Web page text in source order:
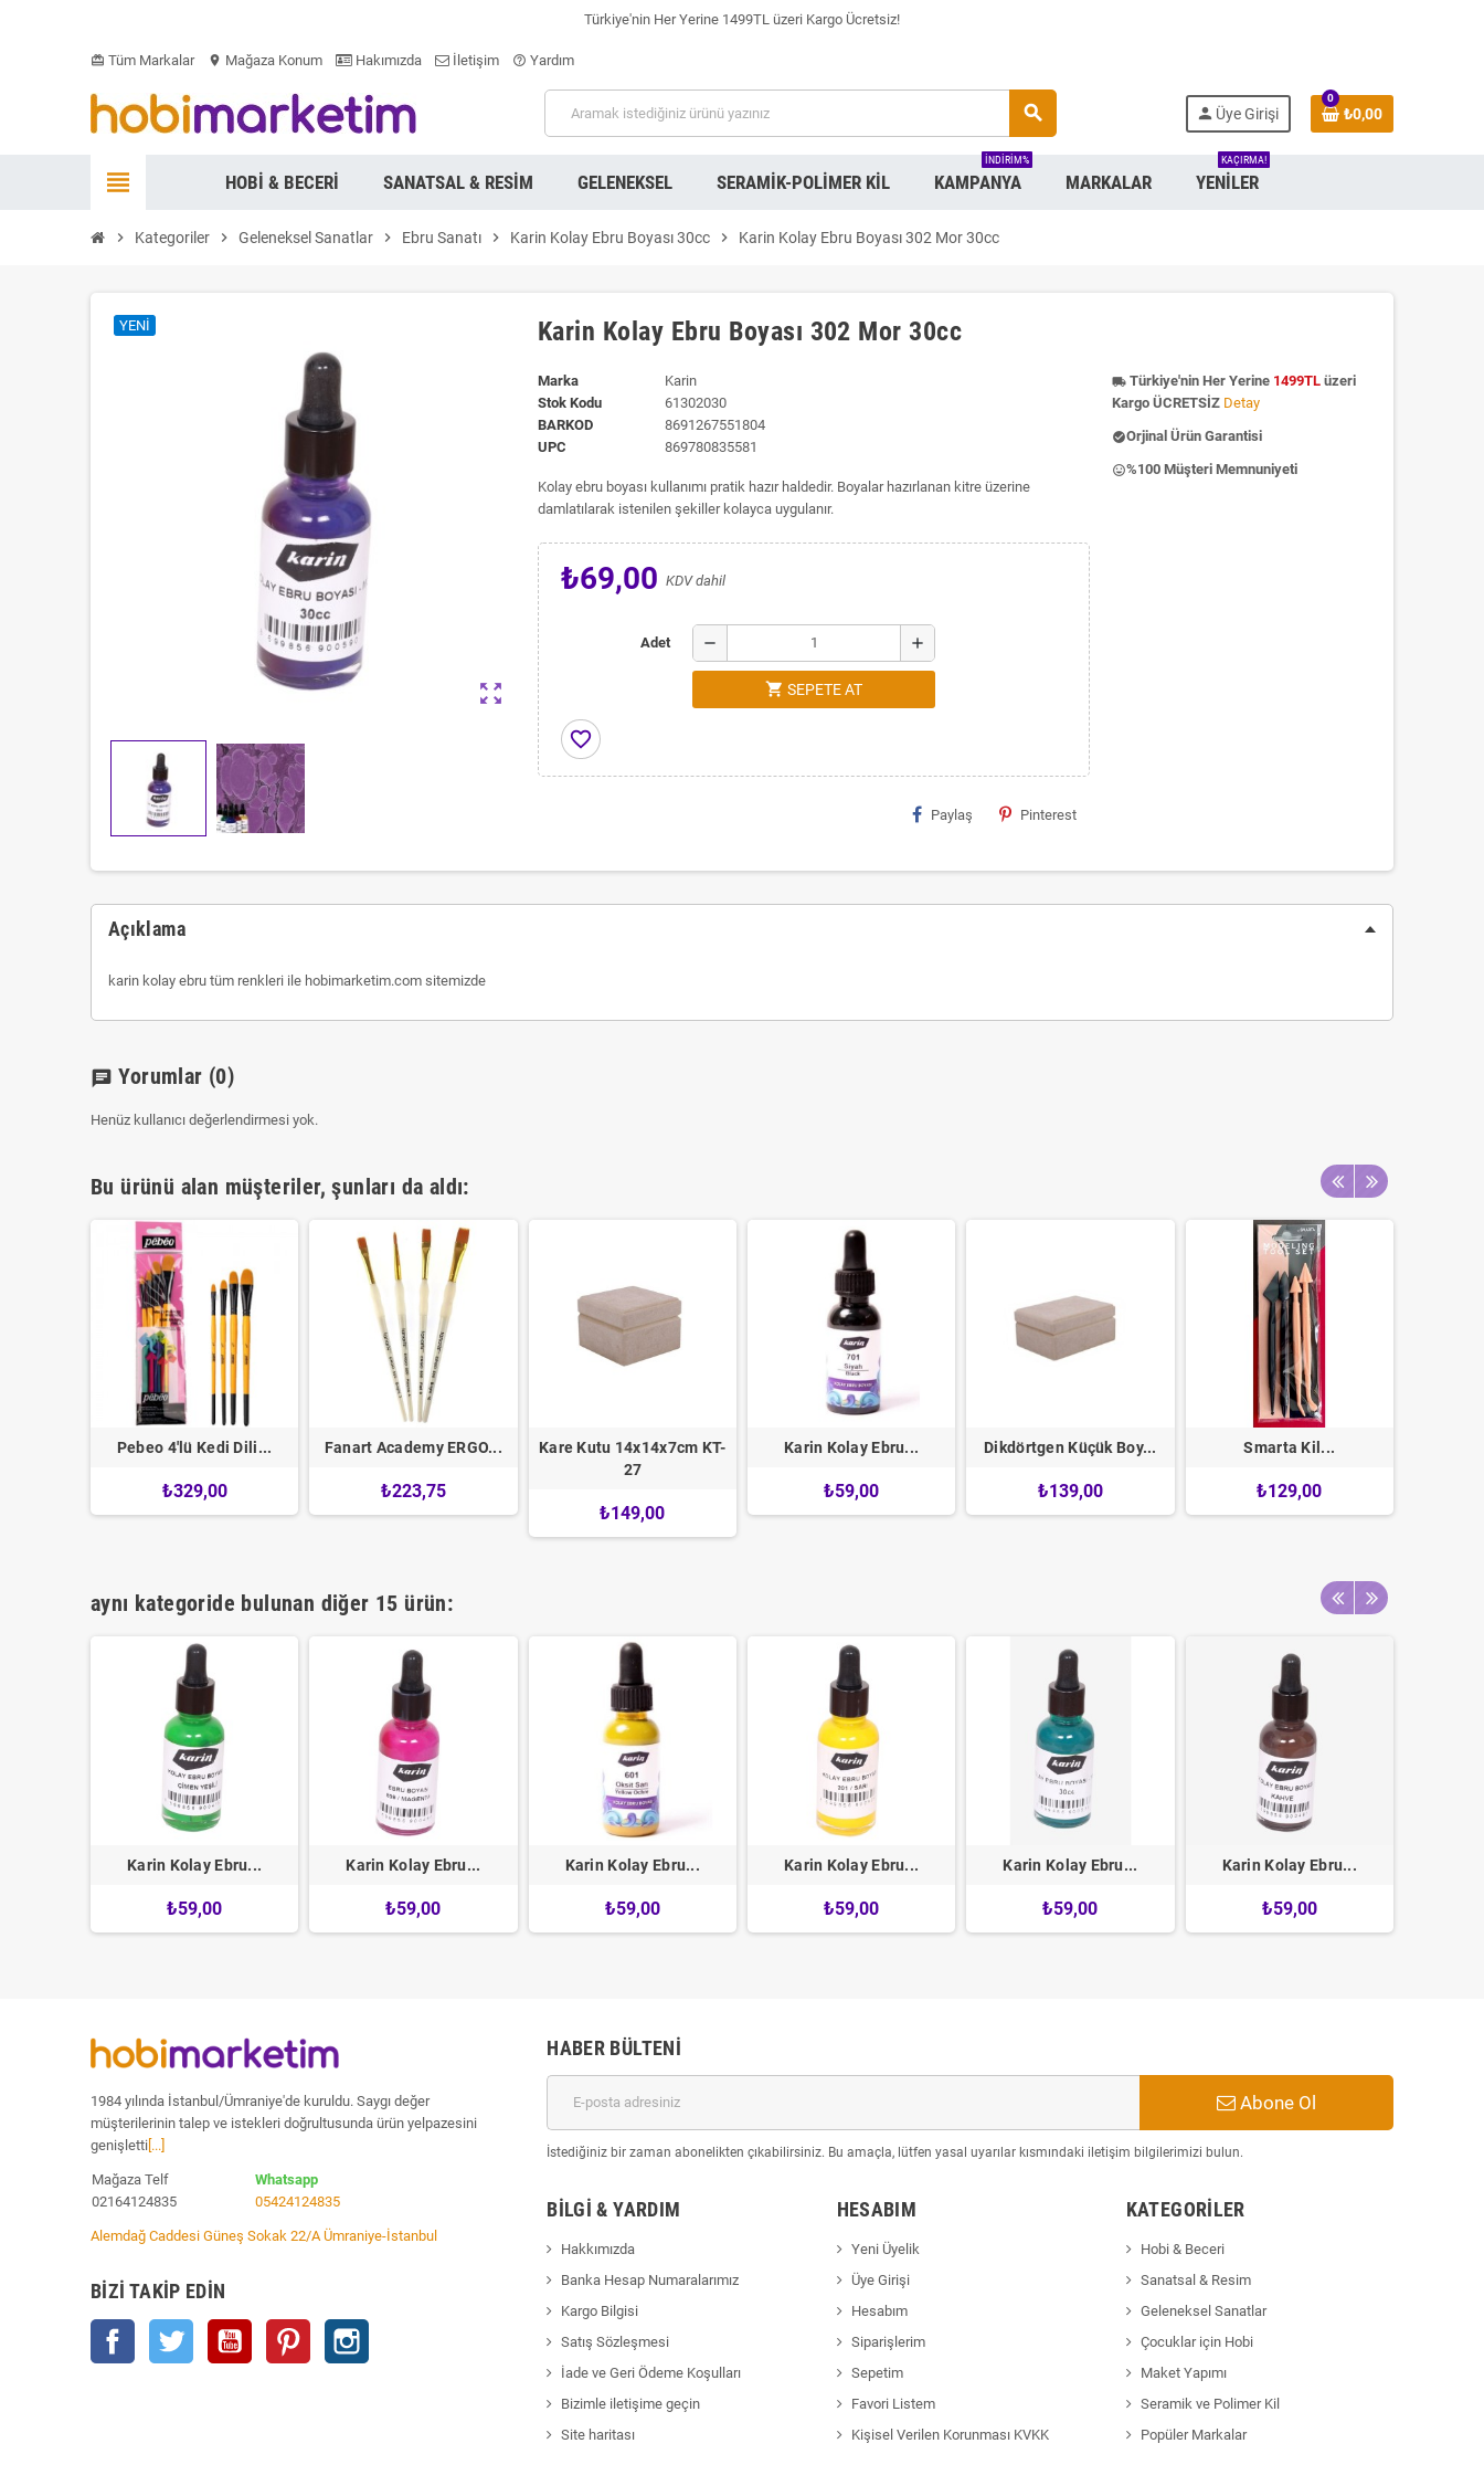
Türkiye'nin Her Yerine 1499TL üzeri Kargo Ücretsiz!
card_giftcard Tüm Markalar location_on Mağaza Konum Hakımızda İletişim help_outline Yardım
search person Üye Girişi
0
₺0,00
view_headline HOBI & BECERI SANATSAL & RESIM GELENEKSEL SERAMIK-POLIMER KIL KAMPANYA
INDIRIM%
MARKALAR YENILER
KAÇIRMA!
chevron_right Kategoriler chevron_right Geleneksel Sanatlar chevron_right Ebru Sanatı chevron_right Karin Kolay Ebru Boyası 30cc chevron_right Karin Kolay Ebru Boyası 302 Mor 30cc
zoom_out_map
YENI Karin Kolay Ebru Boyası 302 Mor 30cc
Marka
Karin
Stok Kodu
61302030
BARKOD
8691267551804
UPC
869780835581
Kolay ebru boyası kullanımı pratik hazır haldedir. Boyalar hazırlanan kitre üzerine
damlatılarak istenilen şekiller kolayca uygulanır.
₺69,00 KDV dahil
Adet remove add
shopping_cart SEPETE AT
favorite_border
Paylaş Pinterest
local_shipping Türkiye'nin Her Yerine 1499TLüzeri
Kargo ÜCRETSİZ Detay
check_circleOrjinal Ürün Garantisi
insert_emoticon%100 Müşteri Memnuniyeti
Açıklama
karin kolay ebru tüm renkleri ile hobimarketim.com sitemizde
chat Yorumlar (0)
Henüz kullanıcı değerlendirmesi yok.
Bu ürünü alan müşteriler, şunları da aldı:
Pebeo 4'lü Kedi Dili...
₺329,00
Fanart Academy ERGO...
₺223,75
Kare Kutu 14x14x7cm KT-
27
₺149,00
Karin Kolay Ebru...
₺59,00
Dikdörtgen Küçük Boy...
₺139,00
Smarta Kil...
₺129,00
aynı kategoride bulunan diğer 15 ürün:
Karin Kolay Ebru...
₺59,00
Karin Kolay Ebru...
₺59,00
Karin Kolay Ebru...
₺59,00
Karin Kolay Ebru...
₺59,00
Karin Kolay Ebru...
₺59,00
Karin Kolay Ebru...
₺59,00
1984 yılında İstanbul/Ümraniye'de kuruldu. Saygı değer
müşterilerinin talep ve istekleri doğrultusunda ürün yelpazesini
genişletti [...]
Mağaza Telf
02164124835
Whatsapp
05424124835
Alemdağ Caddesi Güneş Sokak 22/A Ümraniye-İstanbul
BIZI TAKIP EDIN
Facebook Twitter YouTube Pinterest
HABER BÜLTENI
Abone Ol
İstediğiniz bir zaman abonelikten çıkabilirsiniz. Bu amaçla, lütfen yasal uyarılar kısmındaki iletişim bilgilerimizi bulun.
BILGI & YARDIM
Hakkımızda
Banka Hesap Numaralarımız
Kargo Bilgisi
Satış Sözleşmesi
İade ve Geri Ödeme Koşulları
Bizimle iletişime geçin
Site haritası
HESABIM
Yeni Üyelik
Üye Girişi
Hesabım
Siparişlerim
Sepetim
Favori Listem
Kişisel Verilen Korunması KVKK
KATEGORILER
Hobi & Beceri
Sanatsal & Resim
Geleneksel Sanatlar
Çocuklar için Hobi
Maket Yapımı
Seramik ve Polimer Kil
Popüler Markalar